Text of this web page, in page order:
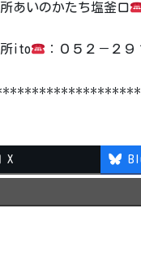
あいのかたち塩釜口
ito ：０５２－２
X